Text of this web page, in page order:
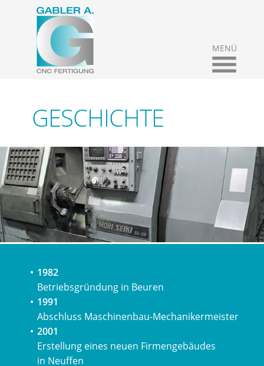
MENÜ
GESCHICHTE
1982
Betriebsgründung in Beuren
1991
Abschluss Maschinenbau-Mechanikermeister
2001
Erstellung eines neuen Firmengebäudes
in Neuffen